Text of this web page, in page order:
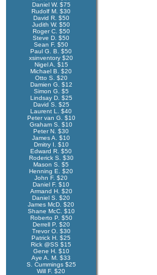
Daniel W. $75
Rudolf M. $30
David R. $50
Judith W. $50
Roger C. $50
Steve D. $50
Sean F. $50
Paul G. B. $50
xsinventory $20
Nigel A. $15
Michael B. $20
Otto S. $20
Damien G. $12
Simon G. $5
Lindsay D. $25
David S. $25
Laurent L. $40
Peter van G. $10
Graham S. $10
Peter N. $30
James A. $10
Dmitry I. $10
Edward R. $50
Roderick S. $30
Mason S. $5
Henning E. $20
John F. $20
Daniel F. $10
Armand H. $20
Daniel S. $20
James McD. $20
Shane McC. $10
Roberto P. $50
Derrell P. $20
Trevor O. $30
Patrick H. $25
Rick @SS $15
Gene H. $10
Aye A. M. $33
S. Cummings $25
Will F. $20